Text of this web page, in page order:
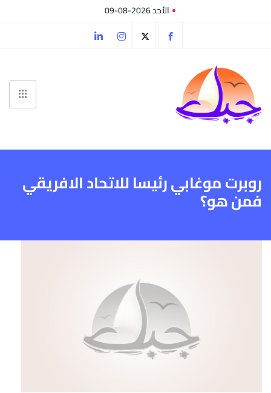
الأحد 2026-08-09
روبرت موغابي رئيسا للاتحاد الافريقي
فمن هو؟